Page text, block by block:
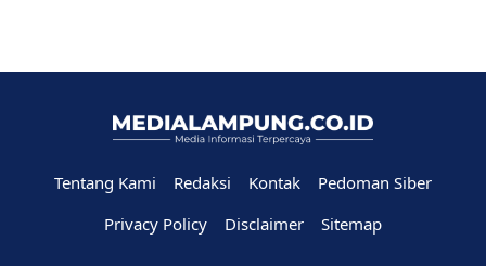
Tentang Kami Redaksi Kontak
Pedoman Siber
Privacy Policy
Disclaimer Sitemap